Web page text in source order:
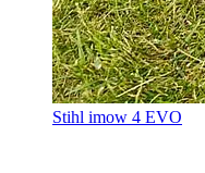
Stihl imow 4 EVO